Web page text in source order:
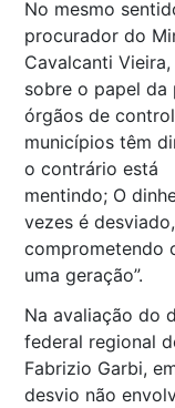
No mesmo
procurador do
Cavalcanti
sobre o papel
órgãos de
municípios têm
o contrário está
mentindo; O
vezes é desviado,
comprometendo
uma geração”.
Na avaliação do
federal regional
Fabrizio Garbi,
desvio não